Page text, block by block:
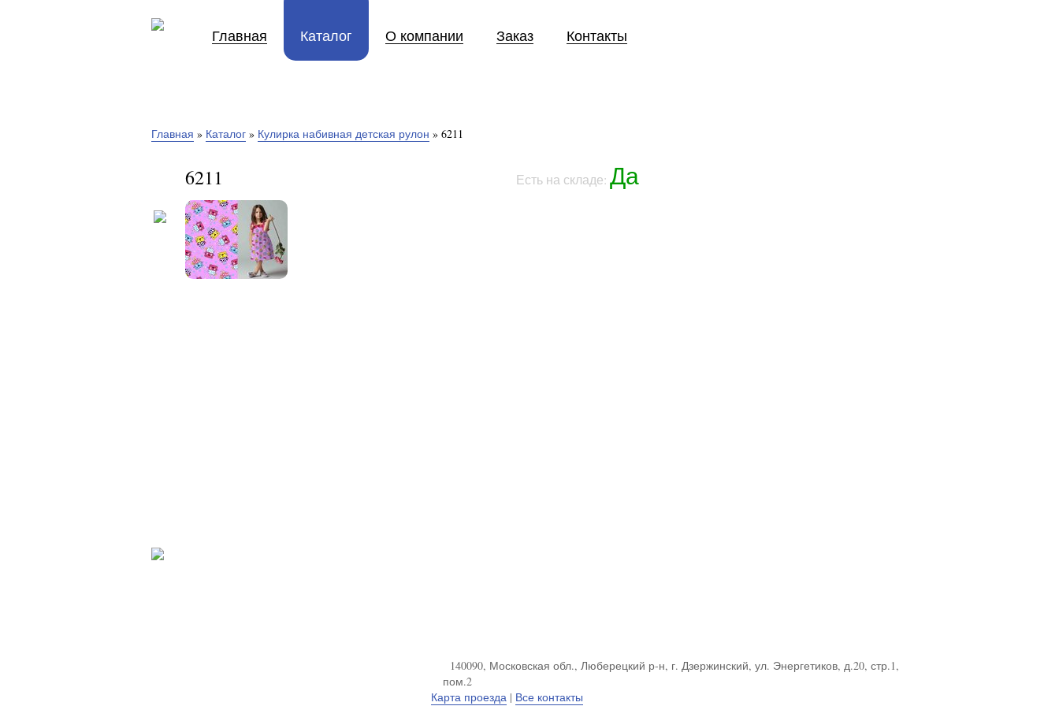
Главная Каталог О компании Заказ Контакты
Главная » Каталог » Кулирка набивная детская рулон » 6211
Есть на складе: Да
6211
140090, Московская обл., Люберецкий р-н, г. Дзержинский, ул. Энергетиков, д.20, стр.1,
пом.2
Карта проезда | Все контакты